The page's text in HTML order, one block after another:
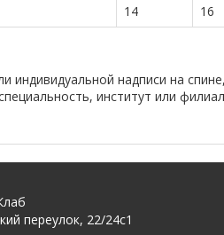
14 16
индивидуальной надписи на
институт или
переулок, 22/24с1